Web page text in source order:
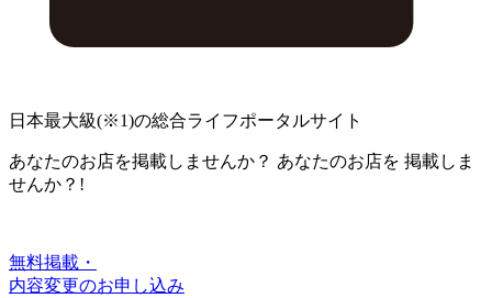
日本最大級(※1)の総合ライフポータルサイト
あなたのお店を掲載しませんか？ あなたのお店を 掲載しま
せんか？!
無料掲載・
内容変更のお申し込み